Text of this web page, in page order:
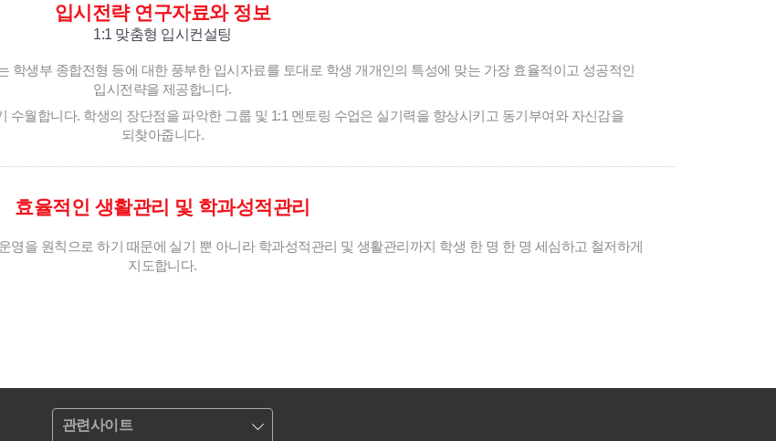
입시전략 연구자료와 정보
1:1 맞춤형 입시컨설팅
학생부 종합전형 등에 대한 풍부한 입시자료를 토대로 학생 개개인의 특성에 맞는 가장 효율적이고 성공적인
입시전략을 제공합니다.
수월합니다. 학생의 장단점을 파악한 그룹 및 1:1 멘토링 수업은 실기력을 향상시키고 동기부여와 자신감을
되찾아줍니다.
효율적인 생활관리 및 학과성적관리
영을 원칙으로 하기 때문에 실기 뿐 아니라 학과성적관리 및 생활관리까지 학생 한 명 한 명 세심하고 철저하게
지도합니다.
관련사이트